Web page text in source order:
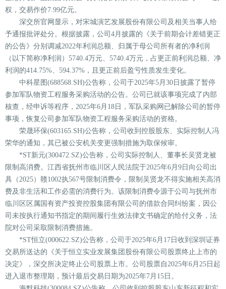
权，交易作价7.99亿元。
深交所官网显示，对宋城演艺发展股份有限公司及相关当事人给
予通报批评处分。根据披露，公司4月披露的《关于前期会计差错更正
的公告》分别调减2022年利润总额、归属于母公司所有者的净利润
（以下简称净利润）5740.4万元、5740.4万元，占更正前利润总额、净
利润的414.75%、594.37%，且更正前后盈亏性质发生变化。
中科星图(688568.SH)公告称，公司于2025年5月30日披露了暂停
参加军队物资工程服务采购活动的公告。公司已就该事项完成了内部
核查，经申诉等程序，2025年6月18日，军队采购网已解除公司的暂停
事项，恢复公司参加军队物资工程服务采购活动的资格。
荣晟环保(603165.SH)公告称，公司收到控股股东、实际控制人冯
荣华的通知，其已被公安机关变更强制措施为取保候审。
*ST新元(300472.SZ)公告称，公司实际控制人、董事长吴贤龙被
限制高消费。江西省抚州市临川区人民法院于2025年6月9日向公司出
具（2025）赣1002执567号限制消费令，限制吴贤龙不得实施相关高消
费及非生活和工作必需的消费行为。该限制消费令源于公司与抚州市
临川区区属国有资产投资控股集团有限公司的借款合同纠纷案，因公
司未按执行通知书指定的期间履行生效法律文书确定的给付义务，法
院对公司采取限制消费措施。
*ST恒立(000622.SZ)公告称，公司于2025年6月17日收到深圳证券
交易所送达的《关于恒立实业发展集团股份有限公司股票终止上市的
决定》，深交所决定终止公司股票上市。公司股票自2025年6月25日起
进入退市整理期，预计最后交易日期为2025年7月15日。